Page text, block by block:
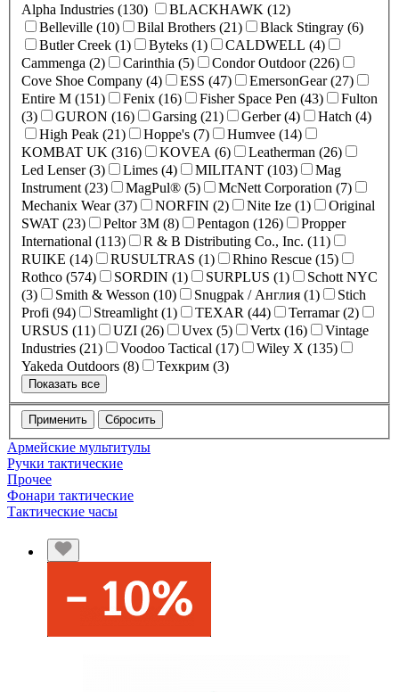
Alpha Industries (130)
BLACKHAWK (12)
Belleville (10)
Bilal Brothers (21)
Black Stingray (6)
Butler Creek (1)
Byteks (1)
CALDWELL (4)
Cammenga (2)
Carinthia (5)
Condor Outdoor (226)
Cove Shoe Company (4)
ESS (47)
EmersonGear (27)
Entire M (151)
Fenix (16) Fisher Space Pen (43)
Fulton
(3)
GURON (16) Garsing (21) Gerber (4)
Hatch (4)
High Peak (21)
Hoppe's (7)
Humvee (14)
KOMBAT UK (316)
KOVEA (6)
Leatherman (26)
Led Lenser (3)
Limes (4) MILITANT (103)
Mag
Instrument (23)
MagPul® (5)
McNett Corporation (7)
Mechanix Wear (37)
NORFIN (2) Nite Ize (1)
Original
SWAT (23)
Peltor 3M (8) Pentagon (126)
Propper
International (113)
R & B Distributing Co., Inc. (11)
RUIKE (14)
RUSULTRAS (1)
Rhino Rescue (15)
Rothco (574)
SORDIN (1) SURPLUS (1)
Schott NYC
(3)
Smith & Wesson (10) Snugpak / Англия (1)
Stich
Profi (94)
Streamlight (1) TEXAR (44)
Terramar (2)
URSUS (11)
UZI (26) Uvex (5) Vertx (16)
Vintage
Industries (21)
Voodoo Tactical (17)
Wiley X (135)
Yakeda Outdoors (8)
Техкрим (3)
Показать все
Применить Сбросить
Армейские мультитулы
Ручки тактические
Прочее
Фонари тактические
Тактические часы